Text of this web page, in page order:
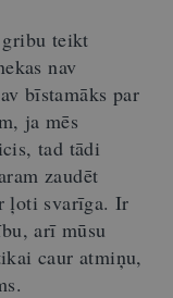
gribu teikt
nav
bīstamāks par
ja mēs
tad tādi
zaudēt
ļoti svarīga. Ir
arī mūsu
caur atmiņu,